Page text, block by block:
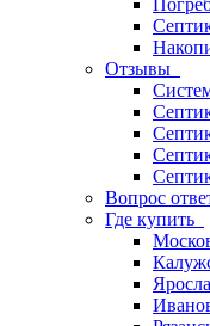
Отзывы
Вопрос
Где купить